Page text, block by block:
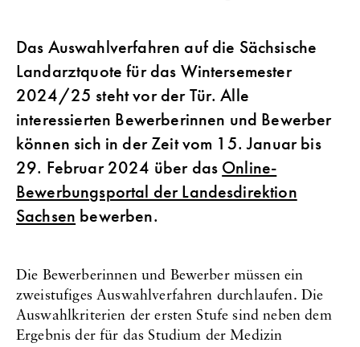
Das Auswahlverfahren auf die Sächsische
Landarztquote für das Wintersemester
2024/25 steht vor der Tür. Alle
interessierten Bewerberinnen und Bewerber
können sich in der Zeit vom 15. Januar bis
29. Februar 2024 über das Online-
Bewerbungsportal der Landesdirektion
Sachsen bewerben.
Die Bewerberinnen und Bewerber müssen ein
zweistufiges Auswahlverfahren durchlaufen. Die
Auswahlkriterien der ersten Stufe sind neben dem
Ergebnis der für das Studium der Medizin